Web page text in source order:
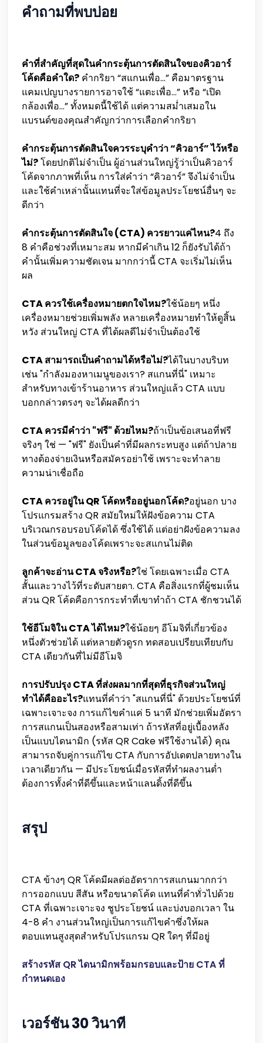
คำถามที่พบบ่อย
คำที่สำคัญที่สุดในคำกระตุ้นการตัดสินใจของคิวอาร์
โค้ดคือคำใด? คำกริยา “สแกนเพื่อ...” คือมาตรฐาน
แคมเปญบางรายการอาจใช้ “แตะเพื่อ...” หรือ “เปิด
กล้องเพื่อ...” ทั้งหมดนี้ใช้ได้ แต่ความสม่ำเสมอใน
แบรนด์ของคุณสำคัญกว่าการเลือกคำกริยา
คำกระตุ้นการตัดสินใจควรระบุคำว่า “คิวอาร์” ไว้หรือ
ไม่?โดยปกติไม่จำเป็น ผู้อ่านส่วนใหญ่รู้ว่าเป็นคิวอาร์
โค้ดจากภาพที่เห็น การใส่คำว่า “คิวอาร์” จึงไม่จำเป็น
และใช้คำเหล่านั้นแทนที่จะใส่ข้อมูลประโยชน์อื่นๆ จะ
ดีกว่า
คำกระตุ้นการตัดสินใจ (CTA) ควรยาวแค่ไหน?4 ถึง
8 คำคือช่วงที่เหมาะสม หากมีคำเกิน 12 ก็ยังรับได้ถ้า
คำนั้นเพิ่มความชัดเจน มากกว่านี้ CTA จะเริ่มไม่เห็น
ผล
CTA ควรใช้เครื่องหมายตกใจไหม?ใช้น้อยๆ หนึ่ง
เครื่องหมายช่วยเพิ่มพลัง หลายเครื่องหมายทำให้ดูสิ้น
หวัง ส่วนใหญ่ CTA ที่ได้ผลดีไม่จำเป็นต้องใช้
CTA สามารถเป็นคำถามได้หรือไม่?ได้ในบางบริบท
เช่น "กำลังมองหาเมนูของเรา? สแกนที่นี่" เหมาะ
สำหรับทางเข้าร้านอาหาร ส่วนใหญ่แล้ว CTA แบบ
บอกกล่าวตรงๆ จะได้ผลดีกว่า
CTA ควรมีคำว่า "ฟรี" ด้วยไหม?ถ้าเป็นข้อเสนอที่ฟรี
จริงๆ ใช่ — "ฟรี" ยังเป็นคำที่มีผลกระทบสูง แต่ถ้าปลาย
ทางต้องจ่ายเงินหรือสมัครอย่าใช้ เพราะจะทำลาย
ความน่าเชื่อถือ
CTA ควรอยู่ใน QR โค้ดหรืออยู่นอกโค้ด?อยู่นอก บาง
โปรแกรมสร้าง QR สมัยใหม่ให้ฝังข้อความ CTA
บริเวณกรอบรอบโค้ดได้ ซึ่งใช้ได้ แต่อย่าฝังข้อความลง
ในส่วนข้อมูลของโค้ดเพราะจะสแกนไม่ติด
ลูกค้าจะอ่าน CTA จริงหรือ?ใช่ โดยเฉพาะเมื่อ CTA
สั้นและวางไว้ที่ระดับสายตา. CTA คือสิ่งแรกที่ผู้ชมเห็น
ส่วน QR โค้ดคือการกระทำที่เขาทำถ้า CTA ชักชวนได้
ใช้อีโมจิใน CTA ได้ไหม?ใช้น้อยๆ อีโมจิที่เกี่ยวข้อง
หนึ่งตัวช่วยได้ แต่หลายตัวดูรก ทดสอบเปรียบเทียบกับ
CTA เดียวกันที่ไม่มีอีโมจิ
การปรับปรุง CTA ที่ส่งผลมากที่สุดที่ธุรกิจส่วนใหญ่
ทำได้คืออะไร?แทนที่คำว่า "สแกนที่นี่" ด้วยประโยชน์ที่
เฉพาะเจาะจง การแก้ไขคำแค่ 5 นาที มักช่วยเพิ่มอัตรา
การสแกนเป็นสองหรือสามเท่า ถ้ารหัสที่อยู่เบื้องหลัง
เป็นแบบไดนามิก (รหัส QR Cake ฟรีใช้งานได้) คุณ
สามารถจับคู่การแก้ไข CTA กับการอัปเดตปลายทางใน
เวลาเดียวกัน — มีประโยชน์เมื่อรหัสที่ทำผลงานต่ำ
ต้องการทั้งคำที่ดีขึ้นและหน้าแลนดิ้งที่ดีขึ้น
สรุป
CTA ข้างๆ QR โค้ดมีผลต่ออัตราการสแกนมากกว่า
การออกแบบ สีสัน หรือขนาดโค้ด แทนที่คำทั่วไปด้วย
CTA ที่เฉพาะเจาะจง ชูประโยชน์ และบ่งบอกเวลา ใน
4-8 คำ งานส่วนใหญ่เป็นการแก้ไขคำซึ่งให้ผล
ตอบแทนสูงสุดสำหรับโปรแกรม QR ใดๆ ที่มีอยู่
สร้างรหัส QR ไดนามิกพร้อมกรอบและป้าย CTA ที่
กำหนดเอง
เวอร์ชัน 30 วินาที